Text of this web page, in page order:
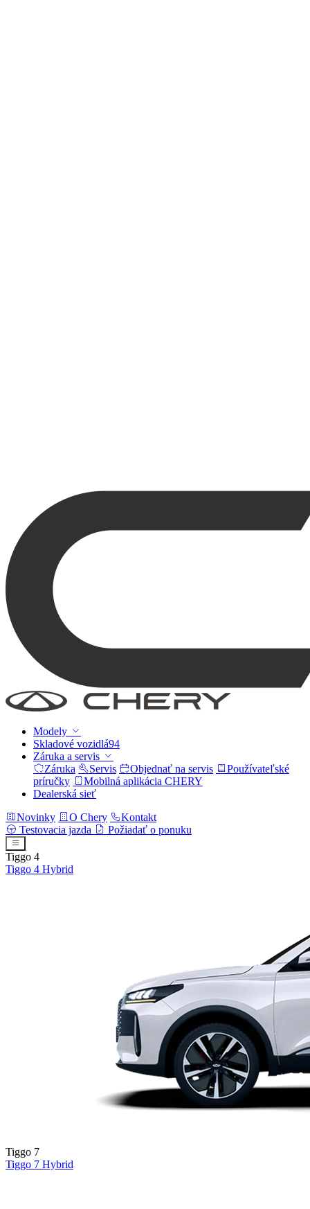
Modely
Skladové vozidlá94
Záruka a servis
Záruka
Servis Objednať na servis
Používateľské
príručky
Mobilná aplikácia CHERY
Dealerská sieť
Novinky
O Chery
Kontakt
Testovacia jazda
Požiadať o ponuku
Tiggo 4
Tiggo 4 Hybrid
Tiggo 7
Tiggo 7 Hybrid